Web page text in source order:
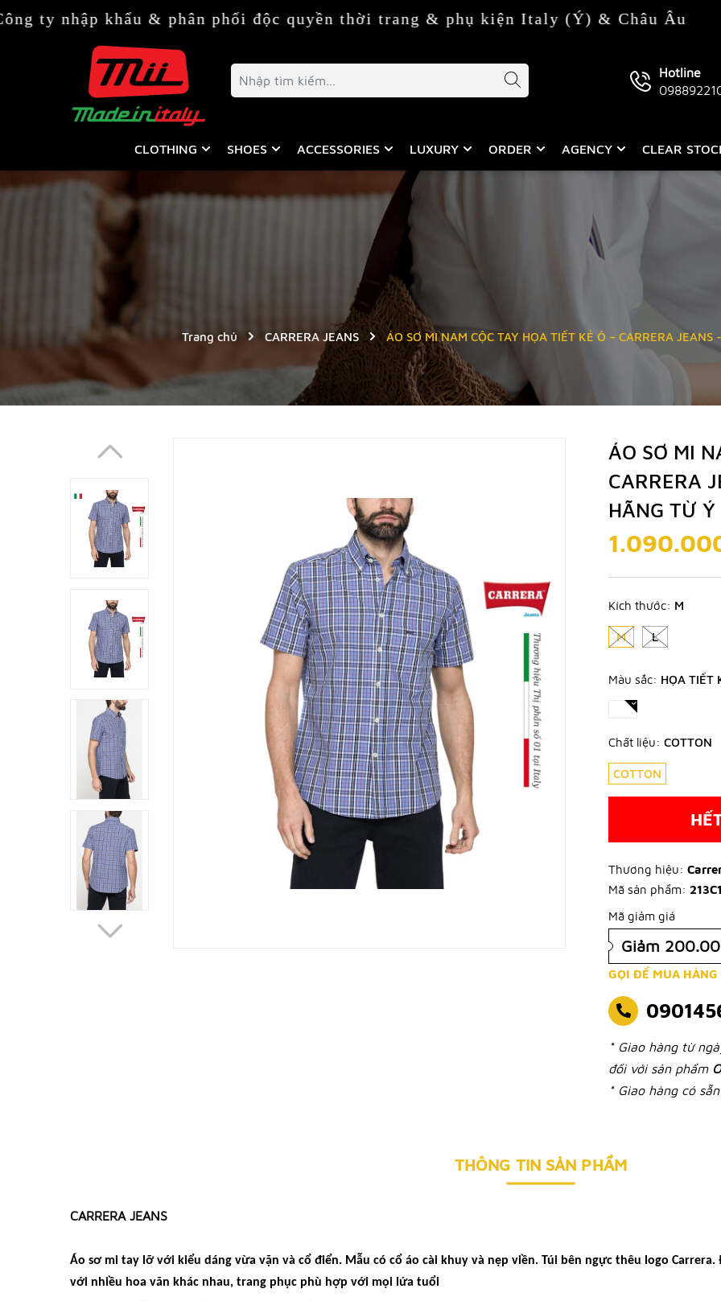
& phân phối độc quyền thời trang & phụ kiện Italy (Ý) & Châu Âu
Hotline
CLOTHING SHOES ACCESSORIES LUXURY ORDER AGENCY CLEAR
Trang chủ CARRERA JEANS ÁO SƠ MI NAM CỘC TAY HỌA TIẾT KẺ Ô – CARRERA
ÁO SƠ MI
CARRERA
HÃNG TỪ Ý
Kích thước: M
M L
Màu sắc: HỌA TIẾT
Chất liệu: COTTON
COTTON
Thương hiệu:
Mã sản phẩm:
Mã giảm giá
Giảm
GỌI ĐỂ MUA
* Giao hàng từ
đối với sản phẩm
* Giao hàng có
THÔNG TIN SẢN PHẨM
CARRERA JEANS
Áo sơ mi tay lỡ với kiểu dáng vừa vặn và cổ điển. Mẫu có cổ áo cài khuy và nẹp viền. Túi bên ngực thêu logo
với nhiều hoa văn khác nhau, trang phục phù hợp với mọi lứa tuổi